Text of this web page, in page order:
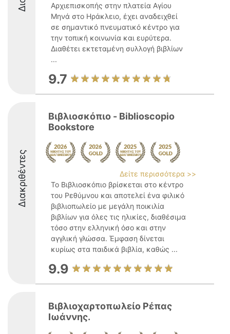
Αρχιεπισκοπής στην πλατεία Αγίου
Μηνά στο Ηράκλειο, έχει αναδειχθεί
σε σημαντικό πνευματικό κέντρο για
την τοπική κοινωνία και ευρύτερα.
Διαθέτει εκτεταμένη συλλογή βιβλίων
...
9.7
Διακριθέντες
Βιβλιοσκόπιο - Biblioscopio
Bookstore
Δείτε περισσότερα >>
Το Βιβλιοσκόπιο βρίσκεται στο κέντρο
του Ρεθύμνου και αποτελεί ένα φιλικό
βιβλιοπωλείο με μεγάλη ποικιλία
βιβλίων για όλες τις ηλικίες, διαθέσιμα
τόσο στην ελληνική όσο και στην
αγγλική γλώσσα. Έμφαση δίνεται
κυρίως στα παιδικά βιβλία, καθώς ...
9.9
Βιβλιοχαρτοπωλείο Ρέπας
Ιωάννης.